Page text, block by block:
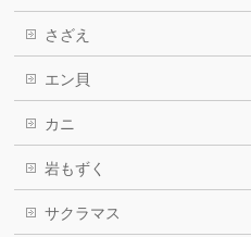
さざえ
エン貝
カニ
岩もずく
サクラマス